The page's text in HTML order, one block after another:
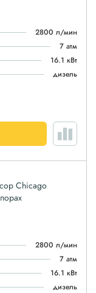
2800 л/мин
7 атм
16.1 кВт
дизель
Chicago
2800 л/мин
7 атм
16.1 кВт
дизель